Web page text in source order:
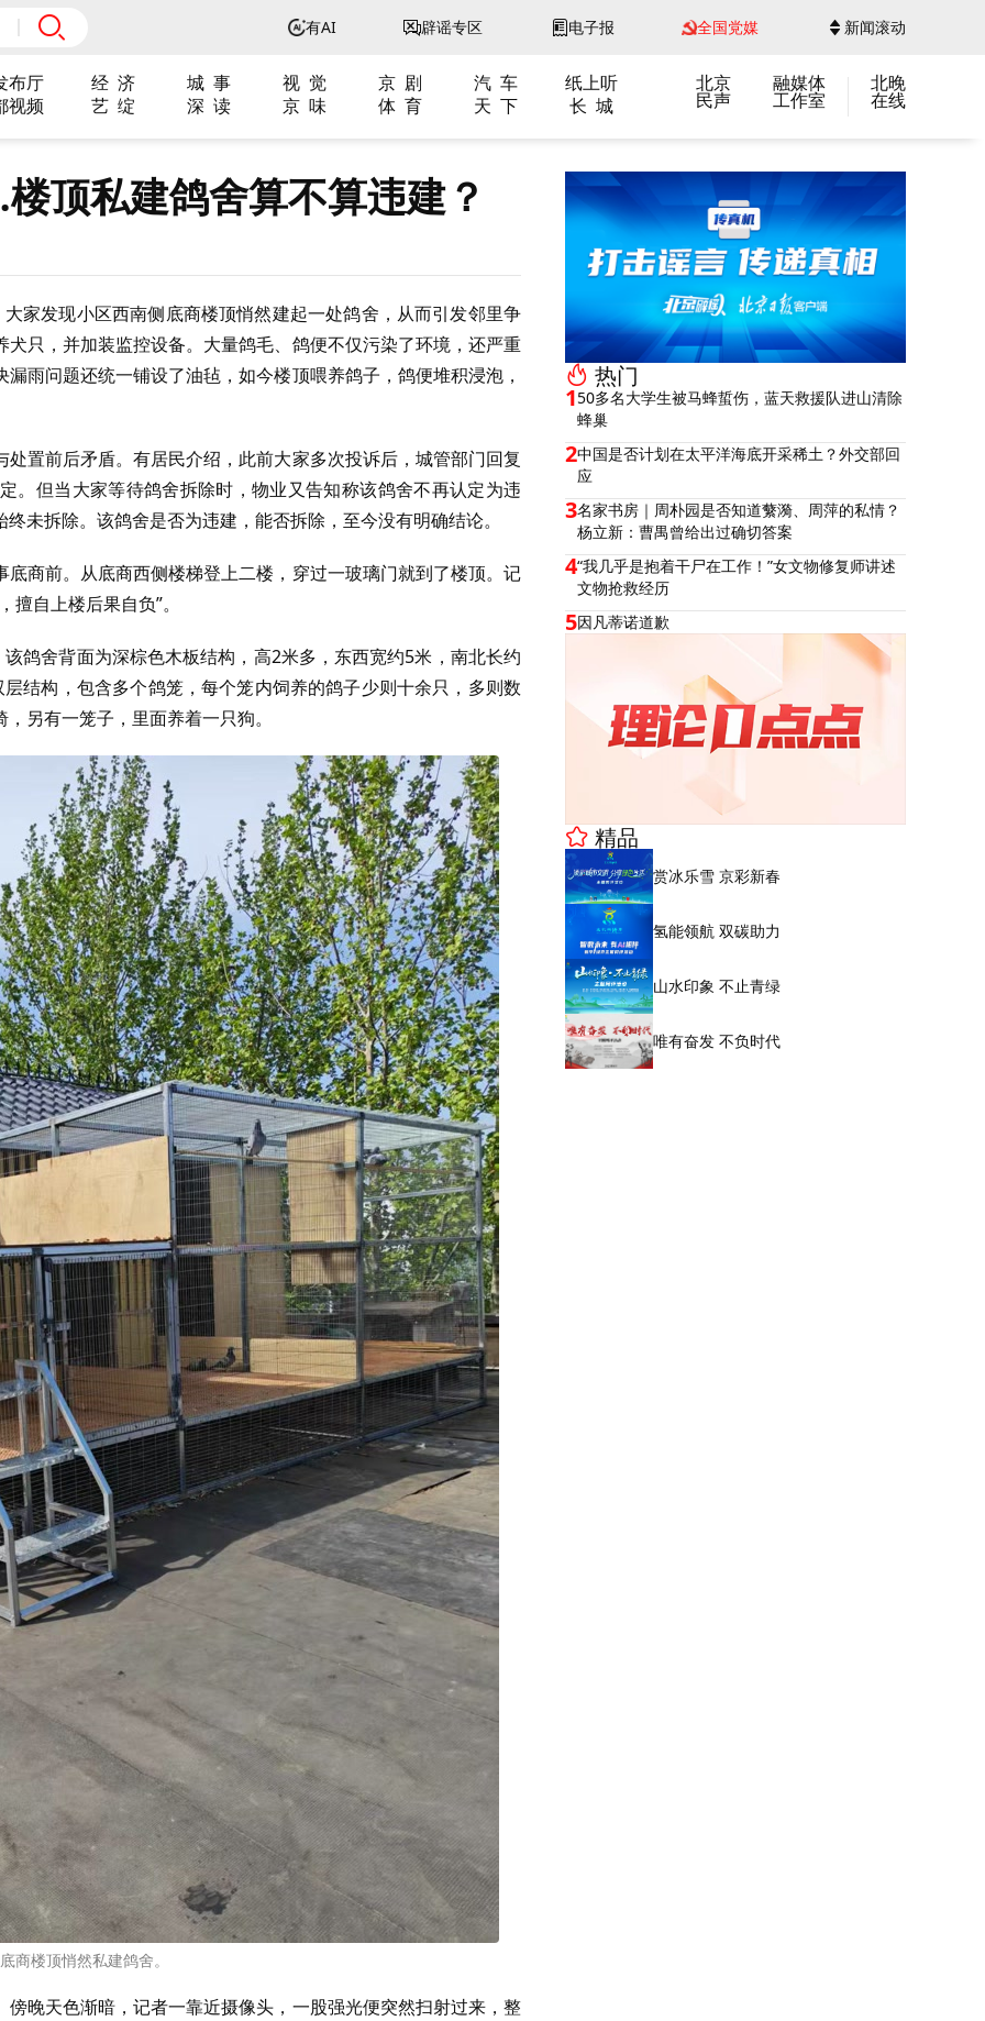
有AI 辟谣专区 电子报 全国党媒 新闻滚动
布厅 经 济 城 事 视 觉 京 剧 汽 车
纸上听
视频
艺 绽 深 读 京 味 体 育 天 下 长 城
北京
民声
融媒体
工作室
北晚
在线
顶私建鸽舍算不算违建？
家发现小区西南侧底商楼顶悄然建起一处鸽舍，从而引发邻里争
只，并加装监控设备。大量鸽毛、鸽便不仅污染了环境，还严重
雨问题还统一铺设了油毡，如今楼顶喂养鸽子，鸽便堆积浸泡，
置前后矛盾。有居民介绍，此前大家多次投诉后，城管部门回复
。但当大家等待鸽舍拆除时，物业又告知称该鸽舍不再认定为违
未拆除。该鸽舍是否为违建，能否拆除，至今没有明确结论。
商前。从底商西侧楼梯登上二楼，穿过一玻璃门就到了楼顶。记
自上楼后果自负”。
鸽舍背面为深棕色木板结构，高2米多，东西宽约5米，南北长约
结构，包含多个鸽笼，每个笼内饲养的鸽子少则十余只，多则数
另有一笼子，里面养着一只狗。
商楼顶悄然私建鸽舍。
晚天色渐暗，记者一靠近摄像头，一股强光便突然扫射过来，整
热门
150多名大学生被马蜂蜇伤，蓝天救援队进山清除
蜂巢
2中国是否计划在太平洋海底开采稀土？外交部回
应
3名家书房｜周朴园是否知道蘩漪、周萍的私情？
杨立新：曹禺曾给出过确切答案
4“我几乎是抱着干尸在工作！”女文物修复师讲述
文物抢救经历
5因凡蒂诺道歉
精品
赏冰乐雪 京彩新春
氢能领航 双碳助力
山水印象 不止青绿
唯有奋发 不负时代